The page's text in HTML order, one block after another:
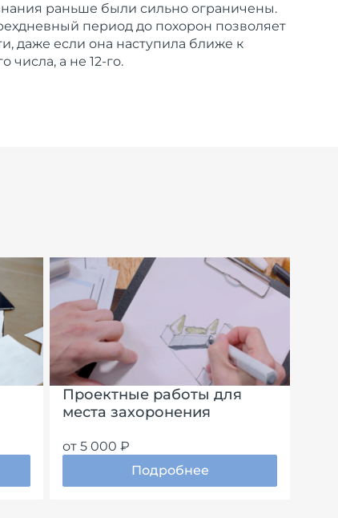
раньше были сильно ограничены.
период до похорон позволяет
даже если она наступила ближе к
числа, а не 12-го.
Проектные работы для
места захоронения
от 5 000 ₽
Подробнее